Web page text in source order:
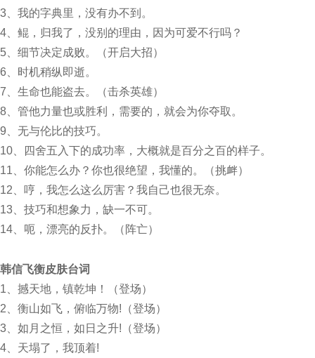
3、我的字典里，没有办不到。
4、鲲，归我了，没别的理由，因为可爱不行吗？
5、细节决定成败。（开启大招）
6、时机稍纵即逝。
7、生命也能盗去。（击杀英雄）
8、管他力量也或胜利，需要的，就会为你夺取。
9、无与伦比的技巧。
10、四舍五入下的成功率，大概就是百分之百的样子。
11、你能怎么办？你也很绝望，我懂的。（挑衅）
12、哼，我怎么这么厉害？我自己也很无奈。
13、技巧和想象力，缺一不可。
14、呃，漂亮的反扑。（阵亡）
韩信飞衡皮肤台词
1、撼天地，镇乾坤！（登场）
2、衡山如飞，俯临万物!（登场）
3、如月之恒，如日之升!（登场）
4、天塌了，我顶着!